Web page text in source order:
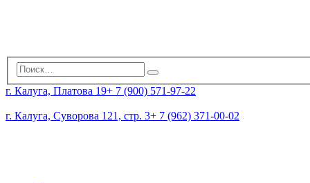
г. Калуга, Платова 19+ 7 (900) 571-97-22
г. Калуга, Суворова 121, стр. 3+ 7 (962) 371-00-02